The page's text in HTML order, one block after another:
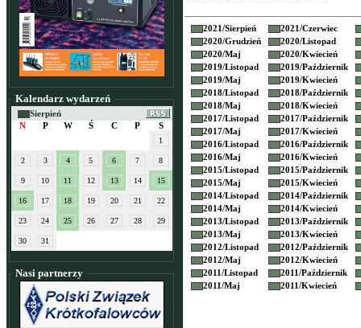
Kalendarz wydarzeń
Sierpień
N
P W Ś C P S
1
2 3 4 5 6 7 8
9 10 11 12 13 14 15
16 17 18 19 20 21 22
23 24 25 26 27 28 29
30 31
Nasi partnerzy
2021/Sierpień 2021/Czerwiec
2020/Grudzień 2020/Listopad
2020/Maj 2020/Kwiecień
2019/Listopad 2019/Październik
2019/Maj 2019/Kwiecień
2018/Listopad 2018/Październik
2018/Maj 2018/Kwiecień
2017/Listopad 2017/Październik
2017/Maj 2017/Kwiecień
2016/Listopad 2016/Październik
2016/Maj 2016/Kwiecień
2015/Listopad 2015/Październik
2015/Maj 2015/Kwiecień
2014/Listopad 2014/Październik
2014/Maj 2014/Kwiecień
2013/Listopad 2013/Październik
2013/Maj 2013/Kwiecień
2012/Listopad 2012/Październik
2012/Maj 2012/Kwiecień
2011/Listopad 2011/Październik
2011/Maj 2011/Kwiecień